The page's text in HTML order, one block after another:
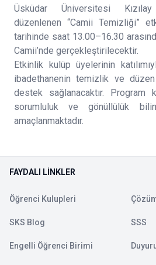
Üsküdar Üniversitesi
düzenlenen “Camii Temizliği”
tarihinde saat 13.00–16.30
Camii’nde gerçekleştirilecektir.
Etkinlik kulüp üyelerinin
ibadethanenin temizlik ve düzen
destek sağlanacaktır. Program
sorumluluk ve gönüllülük
amaçlanmaktadır.
FAYDALI LINKLER
Öğrenci Kulupleri
SKS Blog SSS
Engelli Öğrenci Birimi